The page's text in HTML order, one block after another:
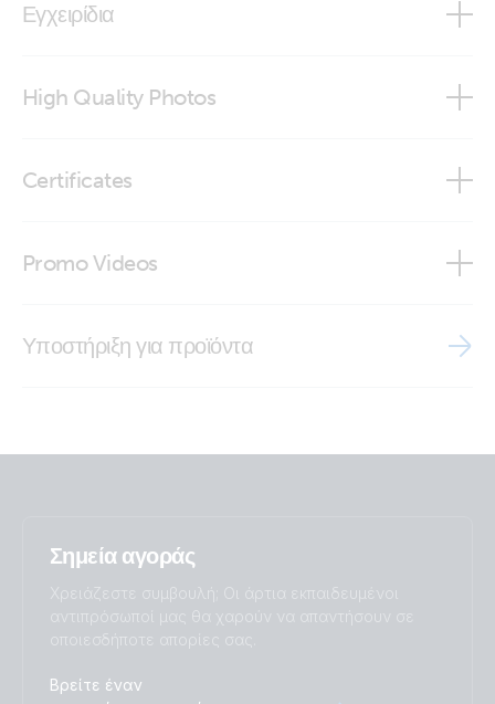
Εγχειρίδια
High Quality Photos
Certificates
Promo Videos
Υποστήριξη για προϊόντα
Σημεία αγοράς
Χρειάζεστε συμβουλή; Οι άρτια εκπαιδευμένοι
αντιπρόσωποί μας θα χαρούν να απαντήσουν σε
οποιεσδήποτε απορίες σας.
Βρείτε έναν